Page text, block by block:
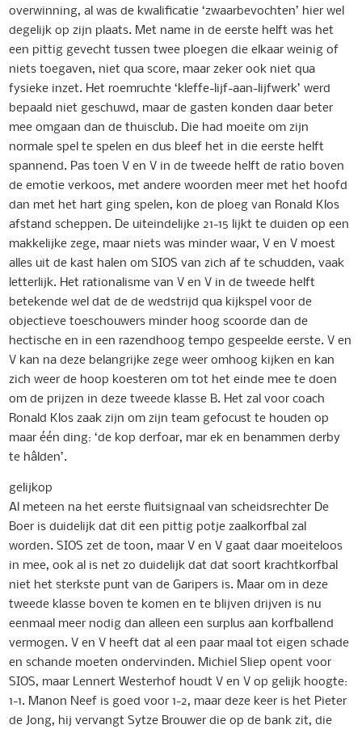
overwinning, al was de kwalificatie ‘zwaarbevochten’ hier wel
degelijk op zijn plaats. Met name in de eerste helft was het
een pittig gevecht tussen twee ploegen die elkaar weinig of
niets toegaven, niet qua score, maar zeker ook niet qua
fysieke inzet. Het roemruchte ‘kleffe-lijf-aan-lijfwerk’ werd
bepaald niet geschuwd, maar de gasten konden daar beter
mee omgaan dan de thuisclub. Die had moeite om zijn
normale spel te spelen en dus bleef het in die eerste helft
spannend. Pas toen V en V in de tweede helft de ratio boven
de emotie verkoos, met andere woorden meer met het hoofd
dan met het hart ging spelen, kon de ploeg van Ronald Klos
afstand scheppen. De uiteindelijke 21-15 lijkt te duiden op een
makkelijke zege, maar niets was minder waar, V en V moest
alles uit de kast halen om SIOS van zich af te schudden, vaak
letterlijk. Het rationalisme van V en V in de tweede helft
betekende wel dat de de wedstrijd qua kijkspel voor de
objectieve toeschouwers minder hoog scoorde dan de
hectische en in een razendhoog tempo gespeelde eerste. V en
V kan na deze belangrijke zege weer omhoog kijken en kan
zich weer de hoop koesteren om tot het einde mee te doen
om de prijzen in deze tweede klasse B. Het zal voor coach
Ronald Klos zaak zijn om zijn team gefocust te houden op
maar één ding: ‘de kop derfoar, mar ek en benammen derby
te hâlden’.
gelijkop
Al meteen na het eerste fluitsignaal van scheidsrechter De
Boer is duidelijk dat dit een pittig potje zaalkorfbal zal
worden. SIOS zet de toon, maar V en V gaat daar moeiteloos
in mee, ook al is net zo duidelijk dat dat soort krachtkorfbal
niet het sterkste punt van de Garipers is. Maar om in deze
tweede klasse boven te komen en te blijven drijven is nu
eenmaal meer nodig dan alleen een surplus aan korfballend
vermogen. V en V heeft dat al een paar maal tot eigen schade
en schande moeten ondervinden. Michiel Sliep opent voor
SIOS, maar Lennert Westerhof houdt V en V op gelijk hoogte:
1-1. Manon Neef is goed voor 1-2, maar deze keer is het Pieter
de Jong, hij vervangt Sytze Brouwer die op de bank zit, die